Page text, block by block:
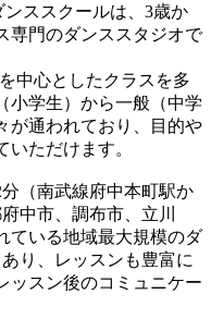
ンススクールは、3歳か
専門のダンススタジオで
中心としたクラスを多
小学生）から一般（中学
が通われており、目的や
ただけます。
（南武線府中本町駅か
中市、調布市、立川
ている地域最大規模のダ
り、レッスンも豊富に
ッスン後のコミュニケー